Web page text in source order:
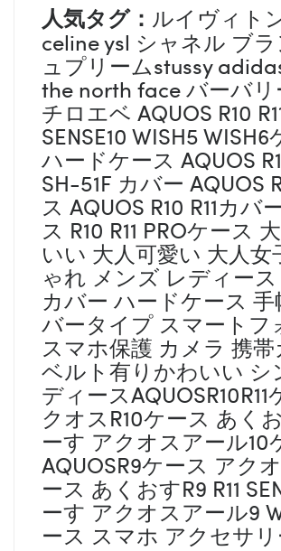
人気タグ： ルイヴィト
celine ysl シャネル ブ
ュプリームstussy
the north face バーバリ
チロエベ AQUOS R10
SENSE10 WISH5 WISH6
ハードケース AQUOS
SH-51F カバー AQUOS
ス AQUOS R10 R11カバ
ス R10 R11 PROケース
いい 大人可愛い 大人女
ゃれ メンズ レディー
カバー ハードケース 手
バータイプ スマートフ
スマホ保護 カメラ 携
ベルト有りかわいい シ
ディース
クオスR10ケース あく
ーす アクオスアール10
AQUOSR9ケース アク
ース あくおすR9 R11
ーす アクオスアール9
ース スマホ アクセサ